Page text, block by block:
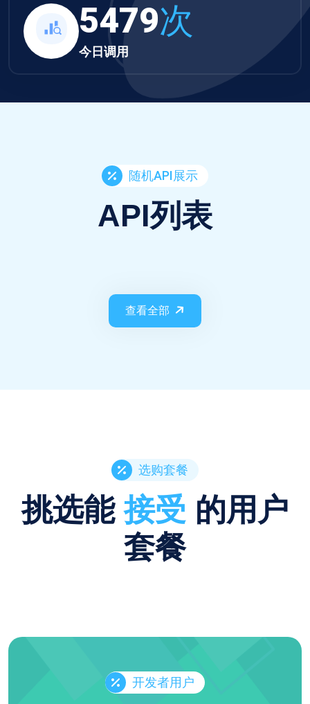
5668次
今日调用
随机API展示
API列表
查看全部
选购套餐
挑选能接受 的用户
套餐
开发者用户